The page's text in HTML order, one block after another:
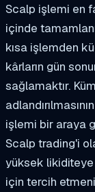
Scalp işlemi en
içinde
kısa işlemden
kârların gün
sağlamaktır.
işlemi bir araya
Scalp trading'i
yüksek
için tercih